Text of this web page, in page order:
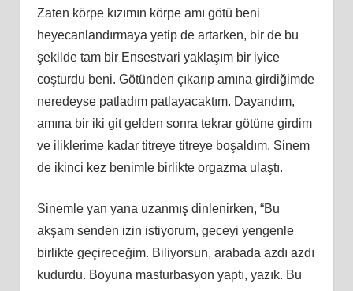
Zaten körpe kızımın körpe amı götü beni
heyecanlandırmaya yetip de artarken, bir de bu
şekilde tam bir Ensestvari yaklaşım bir iyice
coşturdu beni. Götünden çıkarıp amına girdiğimde
neredeyse patladım patlayacaktım. Dayandım,
amına bir iki git gelden sonra tekrar götüne girdim
ve iliklerime kadar titreye titreye boşaldım. Sinem
de ikinci kez benimle birlikte orgazma ulaştı.
Sinemle yan yana uzanmış dinlenirken, “Bu
akşam senden izin istiyorum, geceyi yengenle
birlikte geçireceğim. Biliyorsun, arabada azdı azdı
kudurdu. Boyuna masturbasyon yaptı, yazık. Bu